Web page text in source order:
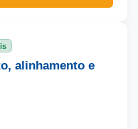
alinhamento e